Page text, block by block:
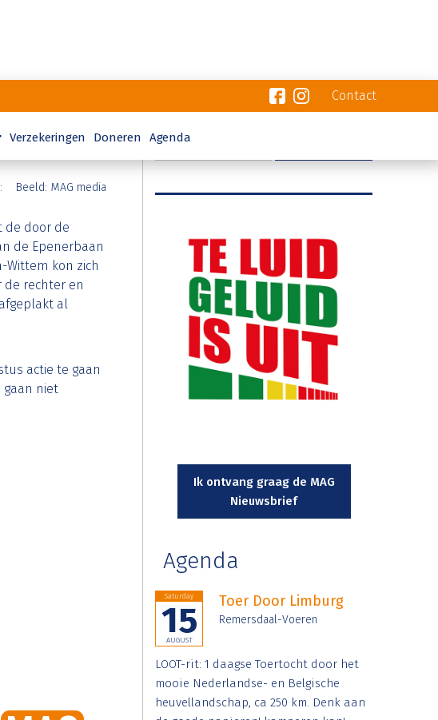
Contact
Verzekeringen Doneren Agenda
Beeld: MAG media
de door de
de Epenerbaan
Wittem kon zich
de rechter en
al
actie te gaan
gaan niet
Ik ontvang graag de MAG
Nieuwsbrief
Agenda
Saturday
15
AUGUST
Toer Door Limburg
Remersdaal-Voeren
LOOT-rit: 1 daagse Toertocht door het
mooie Nederlandse- en Belgische
heuvellandschap, ca 250 km. Denk aan